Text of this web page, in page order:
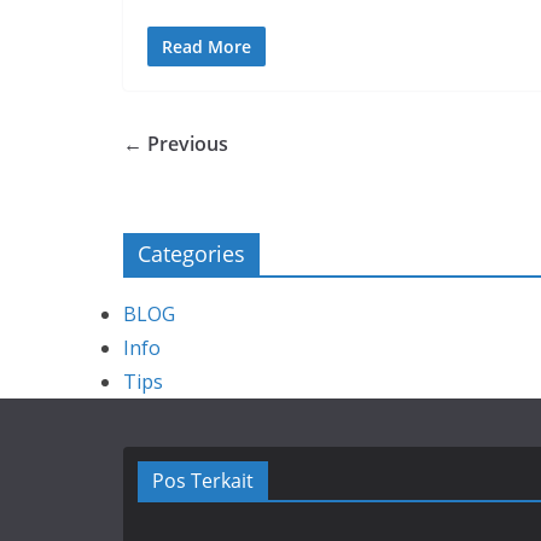
Read More
← Previous
Categories
BLOG
Info
Tips
Pos Terkait